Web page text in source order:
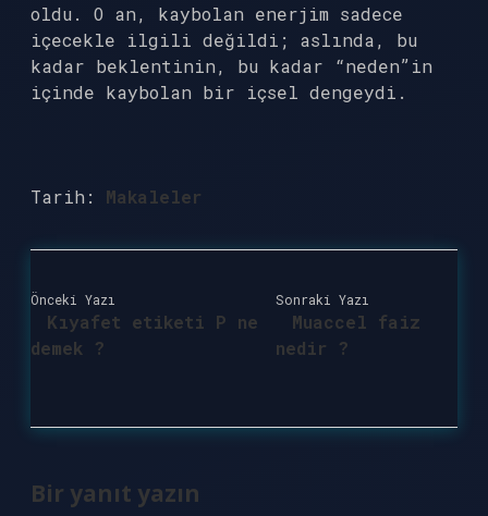
oldu. O an, kaybolan enerjim sadece
içecekle ilgili değildi; aslında, bu
kadar beklentinin, bu kadar “neden”in
içinde kaybolan bir içsel dengeydi.
Tarih: Makaleler
Önceki Yazı
Kıyafet etiketi P ne
demek ?
Sonraki Yazı
Muaccel faiz
nedir ?
Bir yanıt yazın